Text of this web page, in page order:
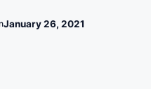
January 26, 2021